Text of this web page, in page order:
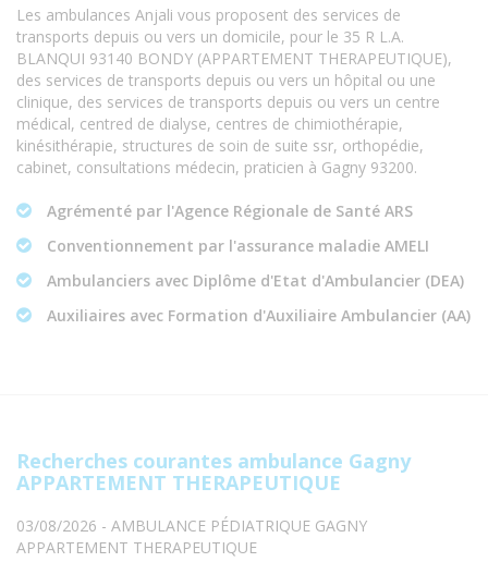
Les ambulances Anjali vous proposent des services de
transports depuis ou vers un domicile, pour le 35 R L.A.
BLANQUI 93140 BONDY (APPARTEMENT THERAPEUTIQUE),
des services de transports depuis ou vers un hôpital ou une
clinique, des services de transports depuis ou vers un centre
médical, centred de dialyse, centres de chimiothérapie,
kinésithérapie, structures de soin de suite ssr, orthopédie,
cabinet, consultations médecin, praticien à Gagny 93200.
Agrémenté par l'Agence Régionale de Santé ARS
Conventionnement par l'assurance maladie AMELI
Ambulanciers avec Diplôme d'Etat d'Ambulancier (DEA)
Auxiliaires avec Formation d'Auxiliaire Ambulancier (AA)
Recherches courantes ambulance Gagny
APPARTEMENT THERAPEUTIQUE
03/08/2026 - AMBULANCE PÉDIATRIQUE GAGNY
APPARTEMENT THERAPEUTIQUE